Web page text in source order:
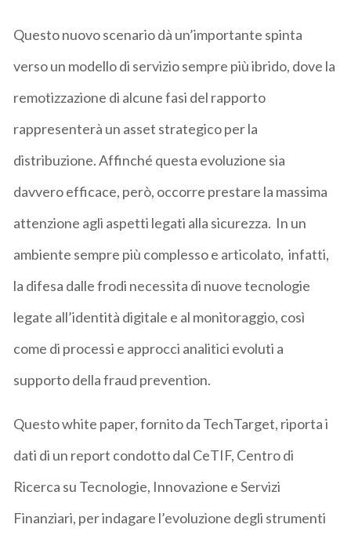
Questo nuovo scenario dà un’importante spinta
verso un modello di servizio sempre più ibrido, dove la
remotizzazione di alcune fasi del rapporto
rappresenterà un asset strategico per la
distribuzione. Affinché questa evoluzione sia
davvero efficace, però, occorre prestare la massima
attenzione agli aspetti legati alla sicurezza. In un
ambiente sempre più complesso e articolato, infatti,
la difesa dalle frodi necessita di nuove tecnologie
legate all’identità digitale e al monitoraggio, così
come di processi e approcci analitici evoluti a
supporto della fraud prevention.
Questo white paper, fornito da TechTarget, riporta i
dati di un report condotto dal CeTIF, Centro di
Ricerca su Tecnologie, Innovazione e Servizi
Finanziari, per indagare l’evoluzione degli strumenti